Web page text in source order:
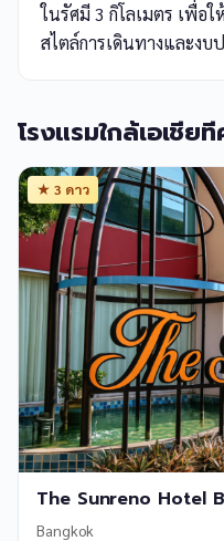
ในรัศมี 3 กิโลเมตร เพื่อ
สไตล์การเดินทางและง
โรงแรมใกล้เอเชีย
★ 3 ดาว
The Sunreno Hotel
Bangkok